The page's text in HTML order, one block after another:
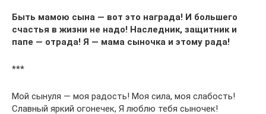
Быть мамою сына — вот это награда! И большего
счастья в жизни не надо! Наследник, защитник и
папе — отрада! Я — мама сыночка и этому рада!
***
Мой сынуля — моя радость! Моя сила, моя слабость!
Славный яркий огонечек, Я люблю тебя сыночек!